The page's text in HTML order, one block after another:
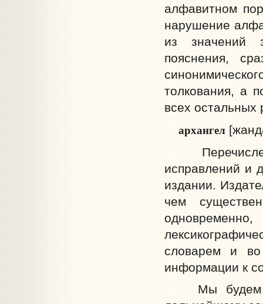
алфавитном
нарушение
из значений
пояснения,
толкования, а
всех остальных
архангел
исправлений и
издании.
чем
словарем и
информации к
Мы будем